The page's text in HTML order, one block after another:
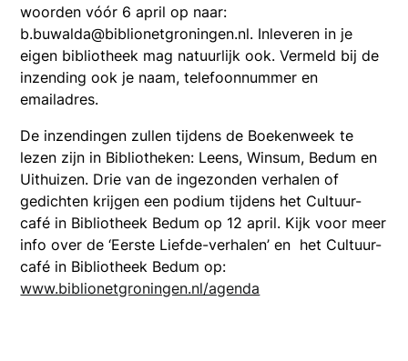
woorden vóór 6 april op naar:
b.buwalda@biblionetgroningen.nl. Inleveren in je
eigen bibliotheek mag natuurlijk ook. Vermeld bij de
inzending ook je naam, telefoonnummer en
emailadres.
De inzendingen zullen tijdens de Boekenweek te
lezen zijn in Bibliotheken: Leens, Winsum, Bedum en
Uithuizen. Drie van de ingezonden verhalen of
gedichten krijgen een podium tijdens het Cultuur-
café in Bibliotheek Bedum op 12 april. Kijk voor meer
info over de ‘Eerste Liefde-verhalen’ en het Cultuur-
café in Bibliotheek Bedum op:
www.biblionetgroningen.nl/agenda